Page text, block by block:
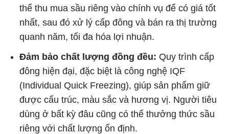
thể thu mua sầu riêng vào chính vụ để có giá tốt
nhất, sau đó xử lý cấp đông và bán ra thị trường
quanh năm, tối đa hóa lợi nhuận.
Đảm bảo chất lượng đồng đều: Quy trình cấp
đông hiện đại, đặc biệt là công nghệ IQF
(Individual Quick Freezing), giúp sản phẩm giữ
được cấu trúc, màu sắc và hương vị. Người tiêu
dùng ở bất kỳ đâu cũng có thể thưởng thức sầu
riêng với chất lượng ổn định.